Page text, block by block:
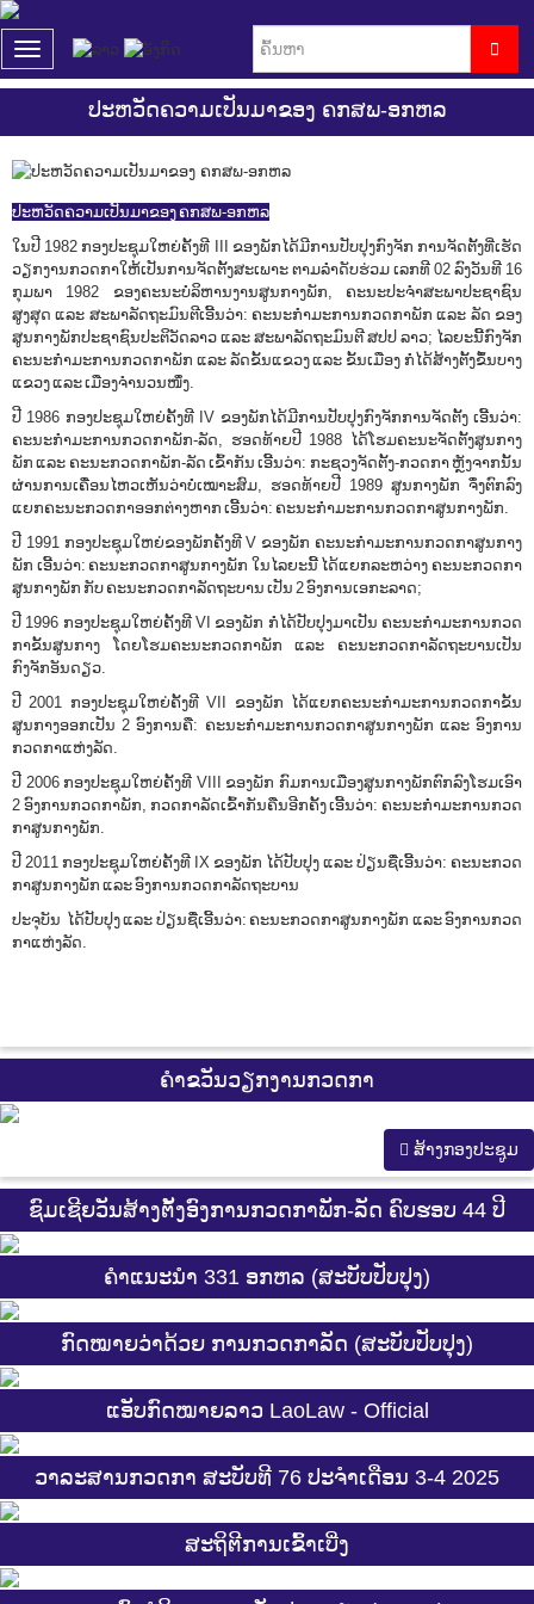
T
o
l
e
a
v
i
g
a
t
i
o
n
ປະຫວັດຄວາມເປັນມາຂອງ ຄກສພ-ອກຫລ
ປະຫວັດຄວາມເປັນມາຂອງ ຄກສພ-ອກຫລ
ໃນປີ 1982 ກອງປະຊຸມໃຫຍ່ຄັ້ງທີ III ຂອງພັກໄດ້ມີການປັບປຸງກົງຈັກ ການຈັດຕັ້ງທີ່ເຮັດ
ວຽກງານກວດກາໃຫ້ເປັນການຈັດຕັ້ງສະເພາະ ຕາມລໍາດັບຮ່ວມ ເລກທີ 02 ລົງວັນທີ 16
ກຸມພາ 1982 ຂອງຄະນະບໍລິຫານງານສູນກາງພັກ, ຄະນະປະຈໍາສະພາປະຊາຊົນ
ສູງສຸດ ແລະ ສະພາລັດຖະມົນຕີເອີ້ນວ່າ: ຄະນະກໍາມະການກວດກາພັກ ແລະ ລັດ ຂອງ
ສູນກາງພັກປະຊາຊົນປະຕິວັດລາວ ແລະ ສະພາລັດຖະມົນຕີ ສປປ ລາວ; ໄລຍະນີ້ກົງຈັກ
ຄະນະກໍາມະການກວດກາພັກ ແລະ ລັດຂັ້ນແຂວງ ແລະ ຂັ້ນເມືອງ ກໍ່ໄດ້ສ້າງຕັ້ງຂຶ້ນບາງ
ແຂວງ ແລະ ເມືອງຈໍານວນໜຶ່ງ.
ປີ 1986 ກອງປະຊຸມໃຫຍ່ຄັ້ງທີ IV ຂອງພັກໄດ້ມີການປັບປຸງກົງຈັກການຈັດຕັ້ງ ເອີ້ນວ່າ:
ຄະນະກໍາມະການກວດກາພັກ-ລັດ, ຮອດທ້າຍປີ 1988 ໄດ້ໂຮມຄະນະຈັດຕັ້ງສູນກາງ
ພັກ ແລະ ຄະນະກວດກາພັກ-ລັດ ເຂົ້າກັນ ເອີ້ນວ່າ: ກະຊວງຈັດຕັ້ງ-ກວດກາ ຫຼັງຈາກນັ້ນ
ຜ່ານການເຄື່ອນໄຫວເຫັນວ່າບໍ່ເໝາະສົມ, ຮອດທ້າຍປີ 1989 ສູນກາງພັກ ຈຶ່ງຕົກລົງ
ແຍກຄະນະກວດກາອອກຕ່າງຫາກ ເອີ້ນວ່າ: ຄະນະກໍາມະການກວດກາສູນກາງພັກ.
ປີ 1991 ກອງປະຊຸມໃຫຍ່ຂອງພັກຄັ້ງທີ V ຂອງພັກ ຄະນະກໍາມະການກວດກາສູນກາງ
ພັກ ເອີ້ນວ່າ: ຄະນະກວດກາສູນກາງພັກ ໃນໄລຍະນີ້ ໄດ້ແຍກລະຫວ່າງ ຄະນະກວດກາ
ສູນກາງພັກ ກັບ ຄະນະກວດກາລັດຖະບານ ເປັນ 2 ອົງການເອກະລາດ;
ປີ 1996 ກອງປະຊຸມໃຫຍ່ຄັ້ງທີ VI ຂອງພັກ ກໍ່ໄດ້ປັບປຸງມາເປັນ ຄະນະກໍາມະການກວດ
ກາຂັ້ນສູນກາງ ໂດຍໂຮມຄະນະກວດກາພັກ ແລະ ຄະນະກວດກາລັດຖະບານເປັນ
ກົງຈັກອັນດຽວ.
ປີ 2001 ກອງປະຊຸມໃຫຍ່ຄັ້ງທີ VII ຂອງພັກ ໄດ້ແຍກຄະນະກໍາມະການກວດກາຂັ້ນ
ສູນກາງອອກເປັນ 2 ອົງການຄື: ຄະນະກໍາມະການກວດກາສູນກາງພັກ ແລະ ອົງການ
ກວດກາແຫ່ງລັດ.
ປີ 2006 ກອງປະຊຸມໃຫຍ່ຄັ້ງທີ VIII ຂອງພັກ ກົມການເມືອງສູນກາງພັກຕົກລົງໂຮມເອົາ
2 ອົງການກວດກາພັກ, ກວດກາລັດເຂົ້າກັນຄືນອີກຄັ້ງ ເອີ້ນວ່າ: ຄະນະກໍາມະການກວດ
ກາສູນກາງພັກ.
ປີ 2011 ກອງປະຊຸມໃຫຍ່ຄັ້ງທີ IX ຂອງພັກ ໄດ້ປັບປຸງ ແລະ ປ່ຽນຊື່ເອີ້ນວ່າ: ຄະນະກວດ
ກາສູນກາງພັກ ແລະ ອົງການກວດກາລັດຖະບານ
ປະຈຸບັນ ໄດ້ປັບປຸງ ແລະ ປ່ຽນຊື່ເອີ້ນວ່າ: ຄະນະກວດກາສູນກາງພັກ ແລະ ອົງການກວດ
ກາແຫ່ງລັດ.
ຄຳຂວັນວຽກງານກວດກາ
ສ້າງກອງປະຊູມ
ຊົມເຊີຍວັນສ້າງຕັ້ງອົງການກວດກາພັກ-ລັດ ຄົບຮອບ 44 ປີ
ຄຳແນະນຳ 331 ອກຫລ (ສະບັບປັບປຸງ)
ກົດໝາຍວ່າດ້ວຍ ການກວດກາລັດ (ສະບັບປັບປຸງ)
ແອັບກົດໝາຍລາວ LaoLaw - Official
ວາລະສານກວດກາ ສະບັບທີ 76 ປະຈຳເດືອນ 3-4 2025
ສະ​ຖິ​ຕີການ​ເຂົ້າ​ເບີ່ງ